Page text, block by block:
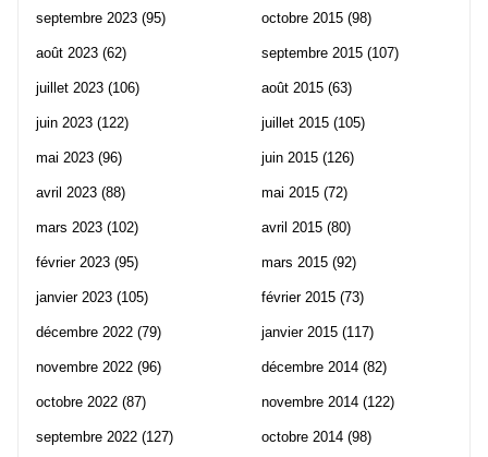
septembre 2023 (95)
août 2023 (62)
juillet 2023 (106)
juin 2023 (122)
mai 2023 (96)
avril 2023 (88)
mars 2023 (102)
février 2023 (95)
janvier 2023 (105)
décembre 2022 (79)
novembre 2022 (96)
octobre 2022 (87)
septembre 2022 (127)
octobre 2015 (98)
septembre 2015 (107)
août 2015 (63)
juillet 2015 (105)
juin 2015 (126)
mai 2015 (72)
avril 2015 (80)
mars 2015 (92)
février 2015 (73)
janvier 2015 (117)
décembre 2014 (82)
novembre 2014 (122)
octobre 2014 (98)